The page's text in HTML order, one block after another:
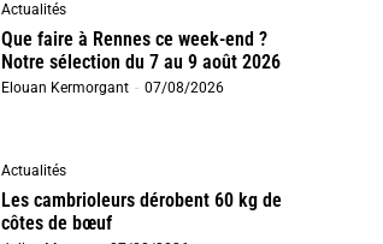
Actualités
Que faire à Rennes ce week-end ?
Notre sélection du 7 au 9 août 2026
Elouan Kermorgant - 07/08/2026
Actualités
Les cambrioleurs dérobent 60 kg de
côtes de bœuf